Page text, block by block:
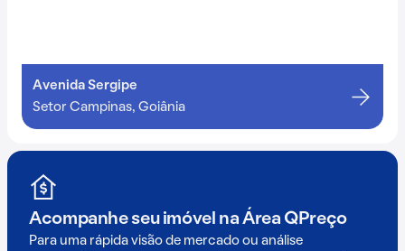
Avenida Sergipe
Setor Campinas, Goiânia
Acompanhe seu imóvel na Área QPreço
Para uma rápida visão de mercado ou análise